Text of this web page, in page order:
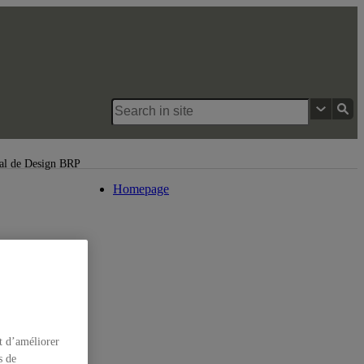
de Design BRP
Homepage
d’améliorer
de